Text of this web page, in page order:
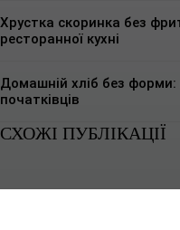
Хрустка скоринка без
ресторанної кухні
Домашній хліб без
початківців
СХОЖІ ПУБЛІКАЦІЇ